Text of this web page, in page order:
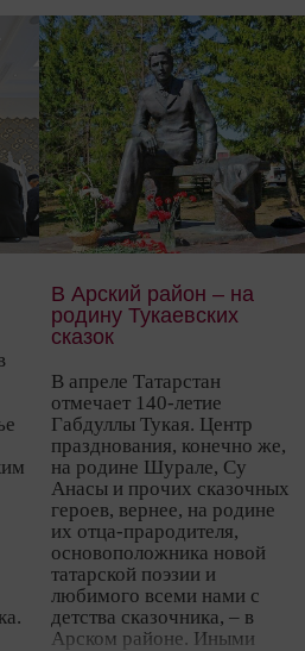
так же часто, как красоты
Москвы и Петербурга.
В Арский район – на
родину Тукаевских
сказок
В апреле Татарстан
отмечает 140‑летие
Габдуллы Тукая. Центр
празднования, конечно же,
на родине Шурале, Су
Анасы и прочих сказочных
героев, вернее, на родине
их отца-прародителя,
основоположника новой
татарской поэзии и
любимого всеми нами с
детства сказочника, – в
Арском районе. Иными